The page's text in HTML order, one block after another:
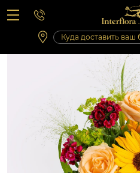
Вопросы-ответы
Сб 10:00 ‐ 14:00
Выходные и праздничные дни